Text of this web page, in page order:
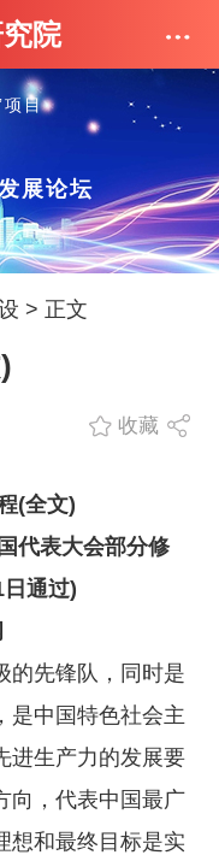
院
项目
展论坛
> 正文
收藏
(全文)
代表大会部分修
通过)
的先锋队，同时是
是中国特色社会主
进生产力的发展要
向，代表中国最广
想和最终目标是实